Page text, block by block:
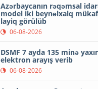
Azərbaycanın rəqəmsal
model iki beynəlxalq
layiq görülüb
06-08-2026
DSMF 7 ayda 135 minə
elektron arayış verib
06-08-2026